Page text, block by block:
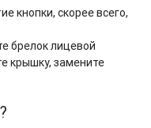
кнопки, скорее всего,
брелок лицевой
крышку, замените